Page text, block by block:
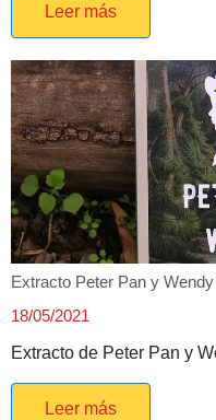
Leer más
Extracto Peter Pan y
18/05/2021
Extracto de Peter Pan y
Leer más